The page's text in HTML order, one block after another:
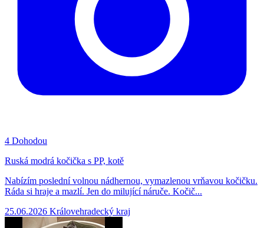
4 Dohodou
Ruská modrá kočička s PP, kotě
Nabízím poslední volnou nádhernou, vymazlenou vrňavou kočičku.
Ráda si hraje a mazlí. Jen do milující náruče. Kočič...
25.06.2026 Královehradecký kraj